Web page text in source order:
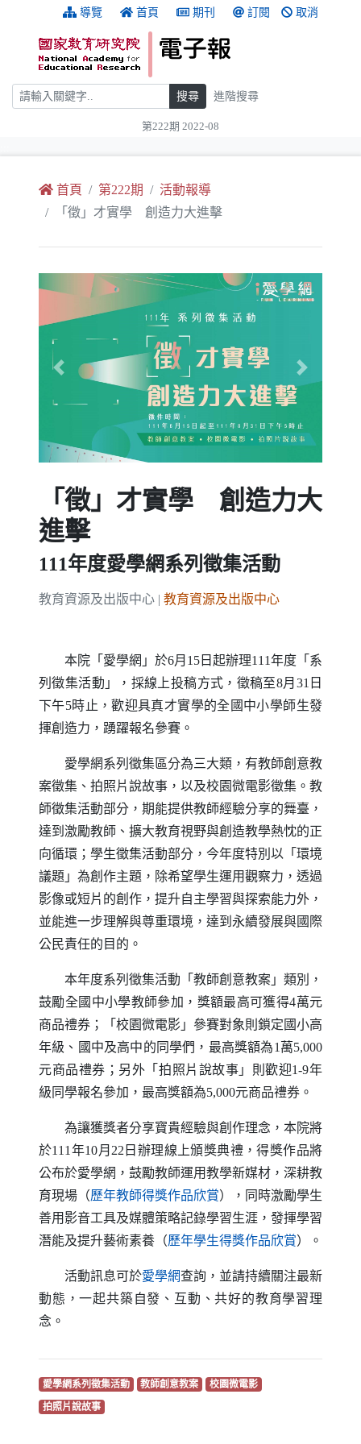
跳到主要內容 導覽 首頁 期刊 訂閱 取消
搜尋 搜尋 進階搜尋
第222期 2022-08
首頁 第222期
活動報導
「徵」才實學 創造力大進擊
Previous Next
「徵」才實學 創造力大
進擊
111年度愛學網系列徵集活動
教育資源及出版中心 | 教育資源及出版中心
本院「愛學網」於6月15日起辦理111年度「系
列徵集活動」，採線上投稿方式，徵稿至8月31日
下午5時止，歡迎具真才實學的全國中小學師生發
揮創造力，踴躍報名參賽。
愛學網系列徵集區分為三大類，有教師創意教
案徵集、拍照片說故事，以及校園微電影徵集。教
師徵集活動部分，期能提供教師經驗分享的舞臺，
達到激勵教師、擴大教育視野與創造教學熱忱的正
向循環；學生徵集活動部分，今年度特別以「環境
議題」為創作主題，除希望學生運用觀察力，透過
影像或短片的創作，提升自主學習與探索能力外，
並能進一步理解與尊重環境，達到永續發展與國際
公民責任的目的。
本年度系列徵集活動「教師創意教案」類別，
鼓勵全國中小學教師參加，獎額最高可獲得4萬元
商品禮券；「校園微電影」參賽對象則鎖定國小高
年級、國中及高中的同學們，最高獎額為1萬5,000
元商品禮券；另外「拍照片說故事」則歡迎1-9年
級同學報名參加，最高獎額為5,000元商品禮券。
為讓獲獎者分享寶貴經驗與創作理念，本院將
於111年10月22日辦理線上頒獎典禮，得獎作品將
公布於愛學網，鼓勵教師運用教學新媒材，深耕教
育現場（歷年教師得獎作品欣賞（另開新視窗）
），同時激勵學生
善用影音工具及媒體策略記錄學習生涯，發揮學習
潛能及提升藝術素養（歷年學生得獎作品欣賞（另開新
）。
活動訊息可於愛學網（另開新視窗）
查詢，並請持續關注最新
動態，一起共築自發、互動、共好的教育學習理
念。
愛學網系列徵集活動（另開新視窗）
教師創意教案（另開新視窗）
校園微電影（另開新視窗）
拍照片說故事（另開新視窗）